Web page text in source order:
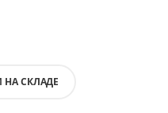
СКЛАДЕ